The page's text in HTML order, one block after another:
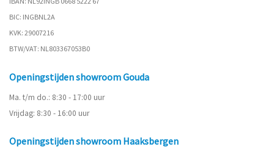
BIC: INGBNL2A
KVK: 29007216
BTW/VAT: NL803367053B0
Openingstijden showroom Gouda
Ma. t/m do.: 8:30 - 17:00 uur
Vrijdag: 8:30 - 16:00 uur
Openingstijden showroom Haaksbergen